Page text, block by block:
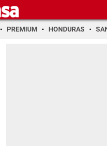
PREMIUM HONDURAS